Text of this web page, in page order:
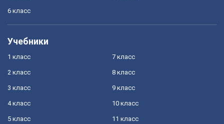
6 класс
Учебники
1 класс
2 класс
3 класс
4 класс
5 класс
7 класс
8 класс
9 класс
10 класс
11 класс